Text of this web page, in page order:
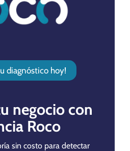
diagnóstico hoy!
negocio con
Roco
sin costo para detectar